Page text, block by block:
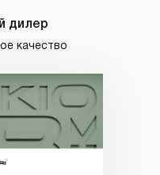
дилер
качество